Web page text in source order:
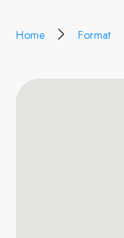
Home Format